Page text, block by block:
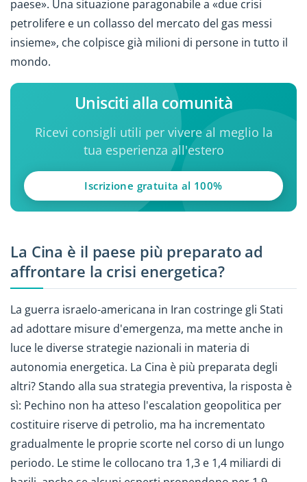
paese». Una situazione paragonabile a «due crisi
petrolifere e un collasso del mercato del gas messi
insieme», che colpisce già milioni di persone in tutto il
mondo.
Unisciti alla comunità
Ricevi consigli utili per vivere al meglio la
tua esperienza all'estero
Iscrizione gratuita al 100%
La Cina è il paese più preparato ad
affrontare la crisi energetica?
La guerra israelo-americana in Iran costringe gli Stati
ad adottare misure d'emergenza, ma mette anche in
luce le diverse strategie nazionali in materia di
autonomia energetica. La Cina è più preparata degli
altri? Stando alla sua strategia preventiva, la risposta è
sì: Pechino non ha atteso l'escalation geopolitica per
costituire riserve di petrolio, ma ha incrementato
gradualmente le proprie scorte nel corso di un lungo
periodo. Le stime le collocano tra 1,3 e 1,4 miliardi di